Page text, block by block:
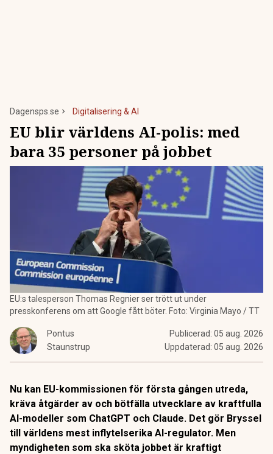
Dagensps.se Digitalisering & AI
EU blir världens AI-polis: med
bara 35 personer på jobbet
EU:s talesperson Thomas Regnier ser trött ut under
presskonferens om att Google fått böter. Foto: Virginia Mayo / TT
Pontus
Staunstrup
Publicerad: 05 aug. 2026
Uppdaterad: 05 aug. 2026
Nu kan EU-kommissionen för första gången utreda,
kräva åtgärder av och bötfälla utvecklare av kraftfulla
AI-modeller som ChatGPT och Claude. Det gör Bryssel
till världens mest inflytelserika AI-regulator. Men
myndigheten som ska sköta jobbet är kraftigt